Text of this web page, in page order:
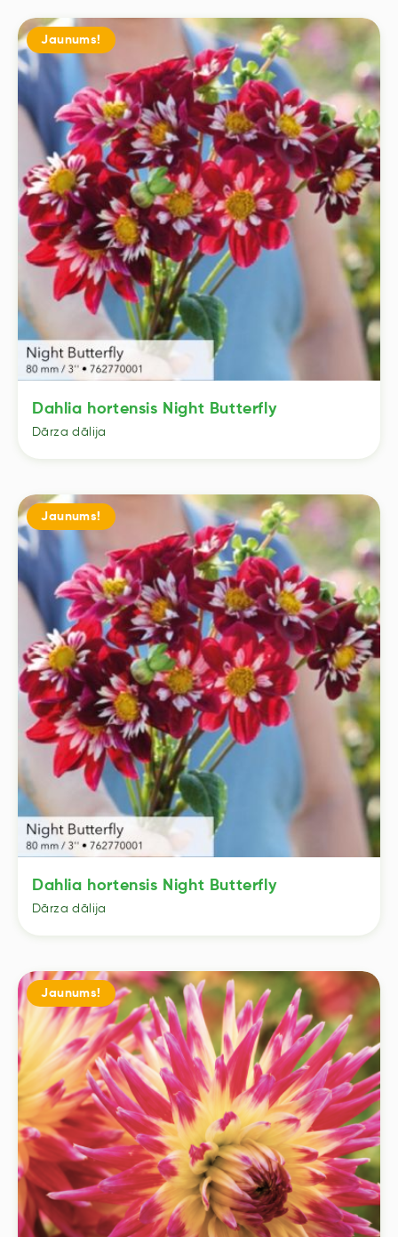
Dahlia hortensis Night Butterfly
Dārza dālija
Dahlia hortensis Night Butterfly
Dārza dālija